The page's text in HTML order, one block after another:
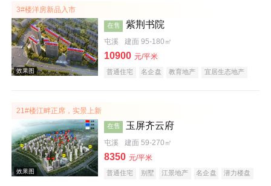
效果图
效果图
3#楼洋房新品入市
在售 紫荆书院
屯溪 建面 95-180㎡
10900 元/平米
普通住宅 名企盘 教育地产
宜居生态地产
21#楼江畔正席，实景上新
在售 玉屏齐云府
屯溪 建面 59-270㎡
8350 元/平米
普通住宅 别墅 江景地产 名企盘
潜力楼盘